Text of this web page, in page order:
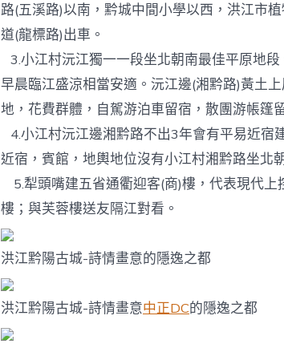
路(五溪路)以南，黔城中間小學以西，洪江市
道(龍標路)出車。
3.小江村沅江獨一一段坐北朝南最佳平原地
早晨臨江盛涼相當安適。沅江邊(湘黔路)黃土
地，花費群體，自駕游泊車留宿，散團游帳篷
4.小江村沅江邊湘黔路不出3年會有平易近宿
近宿，賓館，地輿地位沒有小江村湘黔路坐北
5.犁頭嘴建五省通衢迎客(商)樓，代表現代
樓；與芙蓉樓送友隔江對看。
洪江黔陽古城-詩情畫意的隱逸之都
洪江黔陽古城-詩情畫意中正DC的隱逸之都